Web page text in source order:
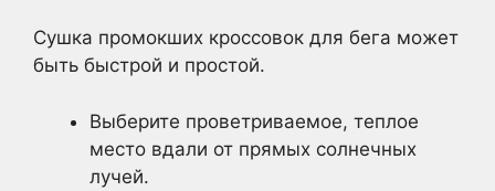
Сушка промокших кроссовок для бега может
быть быстрой и простой.
Выберите проветриваемое, теплое
место вдали от прямых солнечных
лучей.